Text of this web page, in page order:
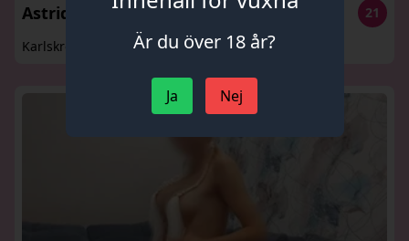
Astrid
21
Karlskrona
Är du över 18 år?
Ja Nej